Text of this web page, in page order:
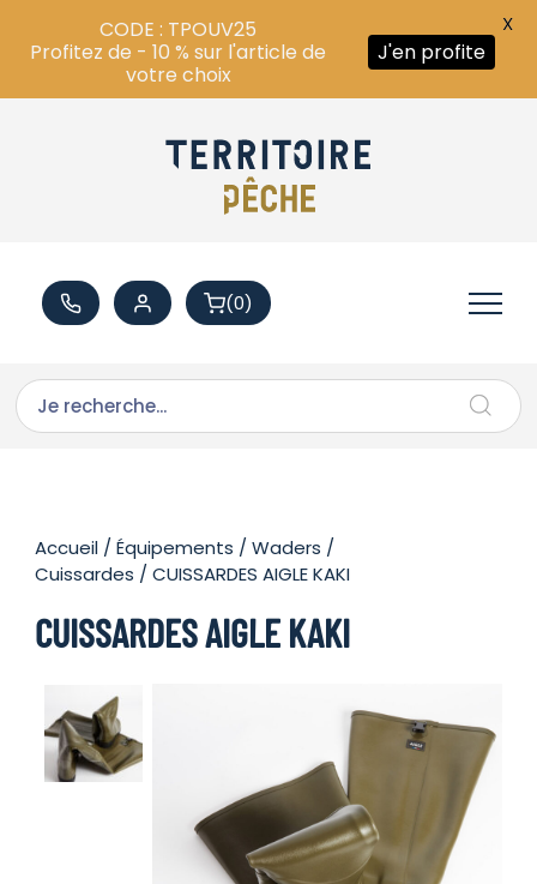
(0)
Accueil /Équipements /Waders /
Cuissardes / CUISSARDES AIGLE KAKI
CUISSARDES AIGLE KAKI
CODE : TPOUV25
Profitez de - 10 % sur l'article de
votre choix
J'en profite
X